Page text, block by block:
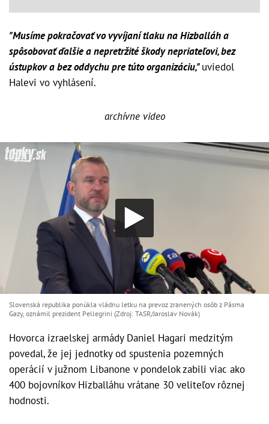
"Musíme pokračovať vo vyvíjaní tlaku na Hizballáh a
spôsobovať ďalšie a nepretržité škody nepriateľovi, bez
ústupkov a bez oddychu pre túto organizáciu,"uviedol
Halevi vo vyhlásení.
archívne video
Slovenská republika ponúkla vládnu letku na prevoz zranených osôb z Pásma
Gazy, oznámil prezident Pellegrini (Zdroj: TASR/Jaroslav Novák)
Hovorca izraelskej armády Daniel Hagari medzitým
povedal, že jej jednotky od spustenia pozemných
operácií v južnom Libanone v pondelok zabili viac ako
400 bojovníkov Hizballáhu vrátane 30 veliteľov rôznej
hodnosti.